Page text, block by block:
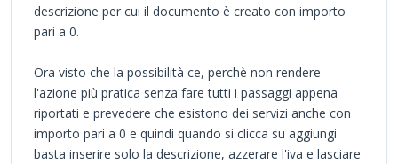
descrizione per cui il documento è creato con importo
pari a 0.
Ora visto che la possibilità ce, perchè non rendere
l'azione più pratica senza fare tutti i passaggi appena
riportati e prevedere che esistono dei servizi anche con
importo pari a 0 e quindi quando si clicca su aggiungi
basta inserire solo la descrizione, azzerare l'iva e lasciare